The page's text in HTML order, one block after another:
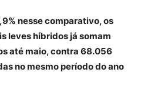
nesse comparativo, os
leves híbridos já somam
até maio, contra 68.056
no mesmo período do ano